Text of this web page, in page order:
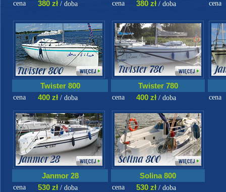
cena 380 zł / doba cena 380 zł / doba cena
Twister 800
cena 400 zł / doba
Twister 780
cena 400 zł / doba cena
Janmor 28
cena 530 zł / doba
Solina 800
cena 530 zł / doba